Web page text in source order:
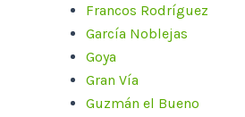
Francos Rodríguez
García Noblejas
Goya
Gran Vía
Guzmán el Bueno